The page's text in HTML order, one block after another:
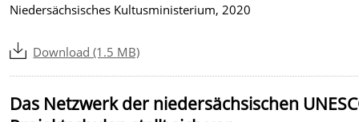
Niedersächsisches Kultusministerium, 2020
Download (1.5 MB)
Das Netzwerk der niedersächsischen